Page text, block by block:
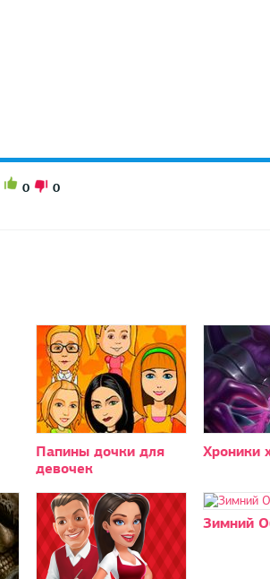
0 0
Папины дочки для
девочек
Хроники
Зимний